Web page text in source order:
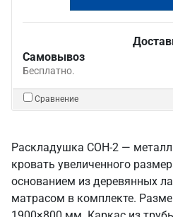
Самовывоз
Бесплатно.
Сравнение
Раскладушка СОН-2 —
кровать увеличенного
основанием из деревянных
матрасом в комплекте.